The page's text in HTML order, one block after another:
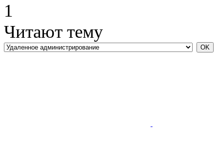
1
Читают тему